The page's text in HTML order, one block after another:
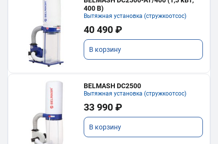
400 В)
Вытяжная установка (стружкоотсос)
40 490 ₽
В корзину
BELMASH DC2500
Вытяжная установка (стружкоотсос)
33 990 ₽
В корзину